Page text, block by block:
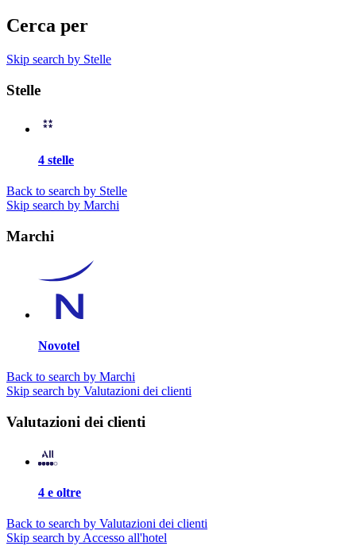
Cerca per
Skip search by Stelle
Stelle
4 stelle
Back to search by Stelle
Skip search by Marchi
Marchi
Novotel
Back to search by Marchi
Skip search by Valutazioni dei clienti
Valutazioni dei clienti
4 e oltre
Back to search by Valutazioni dei clienti
Skip search by Accesso all'hotel